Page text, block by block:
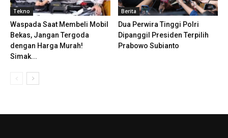
Tekno
Waspada Saat Membeli Mobil
Bekas, Jangan Tergoda
dengan Harga Murah!
Simak...
Berita
Dua Perwira Tinggi Polri
Dipanggil Presiden Terpilih
Prabowo Subianto